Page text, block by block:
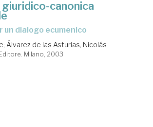
canonica
un dialogo ecumenico
; Álvarez de las Asturias, Nicolás
Milano, 2003